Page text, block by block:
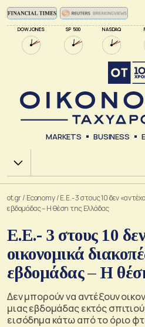
DOW JONES SP 500 NASDAQ
MARKETS BUSINESS
Χ.Α.
ot.gr/ Economy/Ε.Ε.- 3 στους 10 δεν
εβδομάδας – Η θέση της Ελλάδας
Ε.Ε.- 3 στους 10
οικονομικά
εβδομάδας – Η
Δεν μπορούν να αντέξουν
μιας εβδομάδας εκτός
εισόδημα κάτω από το όριο